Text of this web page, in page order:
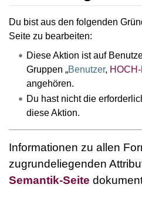
Wechseln zu:Navigation,Suche
Du bist aus den folgenden
Seite zu bearbeiten:
Diese Aktion ist auf
Gruppen „Benutzer,
angehören.
Du hast nicht die
diese Aktion.
Informationen zu allen
zugrundeliegenden
Semantik-Seite